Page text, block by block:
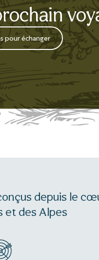
pour échanger
depuis le
et des Alpes